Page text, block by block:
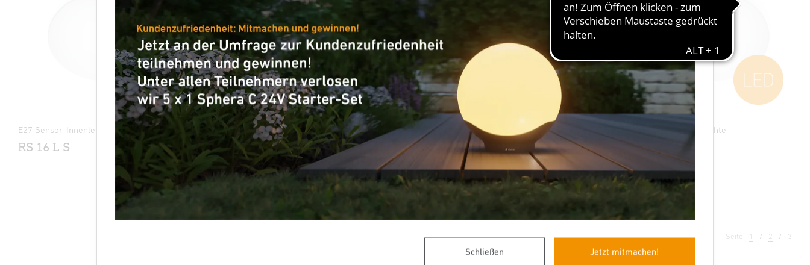
Schließen Jetzt mitmachen!
E27 Sensor-Innenleuchte
RS 16 L S
Sensor-LED-Innenleuchte
RS D2 S
Sensor-LED-Innenleuchte
RS M1 S
Sensor-LED-Innenleuchte
RS 16 S
Seite 1 2 3